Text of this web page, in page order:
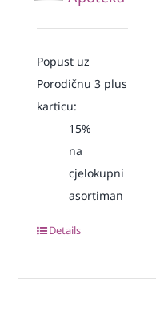
Popust uz
Porodičnu 3 plus
karticu:
15%
na
cjelokupni
asortiman
Details